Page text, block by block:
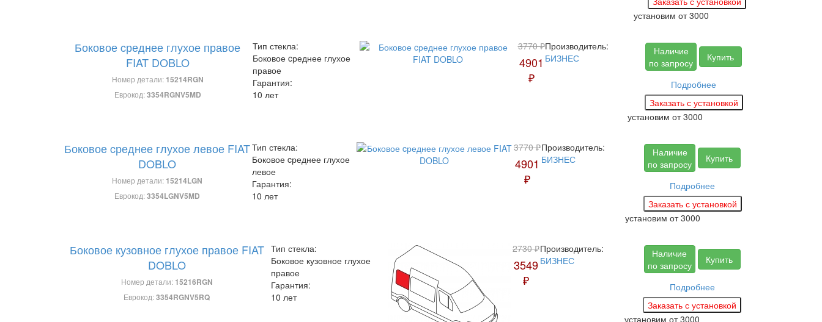
установим от 3000
Боковое cреднее глухое правое
FIAT DOBLO
Номер детали: 15214RGN
Еврокод:3354RGNV5MD
Тип стекла:
Боковое cреднее глухое
правое
Гарантия:
10 лет
3770 ₽
4901
₽
Производитель:
БИЗНЕС
Наличие
по запросу
Купить
Подробнее
установим от 3000
Боковое cреднее глухое левое FIAT
DOBLO
Номер детали: 15214LGN
Еврокод:3354LGNV5MD
Тип стекла:
Боковое cреднее глухое
левое
Гарантия:
10 лет
3770 ₽
4901
₽
Производитель:
БИЗНЕС
Наличие
по запросу
Купить
Подробнее
установим от 3000
Боковое кузовное глухое правое FIAT
DOBLO
Номер детали: 15216RGN
Еврокод:3354RGNV5RQ
Тип стекла:
Боковое кузовное глухое
правое
Гарантия:
10 лет
2730 ₽
3549
₽
Производитель:
БИЗНЕС
Наличие
по запросу
Купить
Подробнее
установим от 3000